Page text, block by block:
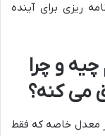
ریزی برای آینده
و چرا
می کنه؟
معدل خاصه که فقط